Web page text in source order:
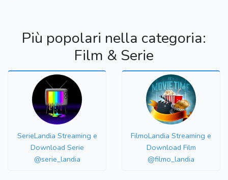
Più popolari nella categoria:
Film & Serie
SerieLandia Streaming e
Download Serie
@serie_landia
FilmoLandia Streaming e
Download Film
@filmo_landia